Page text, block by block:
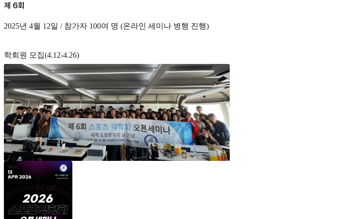
제 6회
2025년 4월 12일 / 참가자 100여 명 (온라인 세미나 병행 진행)
학회원 모집(4.12-4.26)